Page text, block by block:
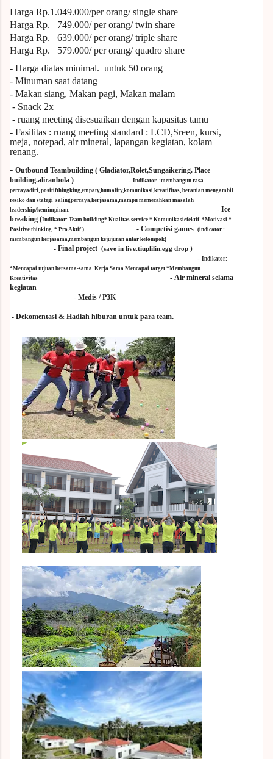
Harga Rp.1.049.000/per orang/ single share
Harga Rp. 749.000/ per orang/ twin share
Harga Rp. 639.000/ per orang/ triple share
Harga Rp. 579.000/ per orang/ quadro share
- Harga diatas minimal. untuk 50 orang
- Minuman saat datang
- Makan siang, Makan pagi, Makan malam
- Snack 2x
- ruang meeting disesuaikan dengan kapasitas tamu
- Fasilitas : ruang meeting standard : LCD,Sreen, kursi,
meja, notepad, air mineral, lapangan kegiatan, kolam
renang.
- Outbound Teambuilding ( Gladiator,Rolet,Sungaikering. Place
building.aliranbola ) - Indikator :membangun rasa
percayadiri, positifthingking,empaty,humality,komunikasi,kreatifitas, beranian mengambil
resiko dan stategi salingpercaya,kerjasama,mampu memecahkan masalah
leadership/kemimpinan. - Ice
breaking (Indikator: Team building* Kualitas service * Komunikasiefektif *Motivasi *
Positive thinking * Pro Aktif )
- Competisi games (indicator :
membangun kerjasama,membangun kejujuran antar kelompok)
- Final project (save in live.tiuplilin.egg drop )
- Indikator:
*Mencapai tujuan bersama-sama .Kerja Sama Mencapai target *Membangun
Kreativitas
- Air mineral selama
kegiatan
- Medis / P3K
- Dekomentasi & Hadiah hiburan untuk para team.